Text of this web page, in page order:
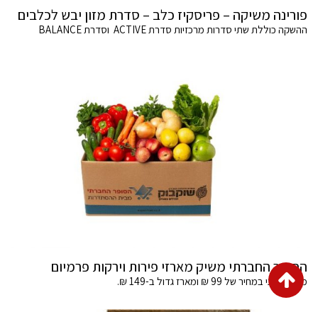
פורינה משיקה – פריסקיז כלב – סדרת מזון יבש לכלבים
ההשקה כוללת שתי סדרות מרכזיות סדרת ACTIVE וסדרת BALANCE
הסופר החברתי משיק מארזי פירות וירקות פרמיום
מארז בינוני במחיר של 99 ₪ ומארז גדול ב-149 ₪.
גלילה
לראש